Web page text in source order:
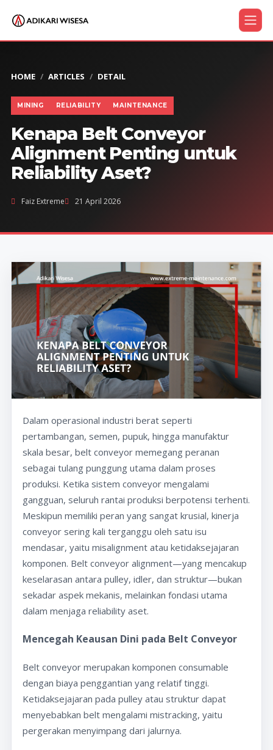
HOME ARTICLES DETAIL
MINING RELIABILITY MAINTENANCE
Kenapa Belt Conveyor
Alignment Penting untuk
Reliability Aset?
Faiz Extreme 21 April 2026
Dalam operasional industri berat seperti
pertambangan, semen, pupuk, hingga manufaktur
skala besar, belt conveyor memegang peranan
sebagai tulang punggung utama dalam proses
produksi. Ketika sistem conveyor mengalami
gangguan, seluruh rantai produksi berpotensi terhenti.
Meskipun memiliki peran yang sangat krusial, kinerja
conveyor sering kali terganggu oleh satu isu
mendasar, yaitu misalignment atau ketidaksejajaran
komponen. Belt conveyor alignment—yang mencakup
keselarasan antara pulley, idler, dan struktur—bukan
sekadar aspek mekanis, melainkan fondasi utama
dalam menjaga reliability aset.
Mencegah Keausan Dini pada Belt Conveyor
Belt conveyor merupakan komponen consumable
dengan biaya penggantian yang relatif tinggi.
Ketidaksejajaran pada pulley atau struktur dapat
menyebabkan belt mengalami mistracking, yaitu
pergerakan menyimpang dari jalurnya.